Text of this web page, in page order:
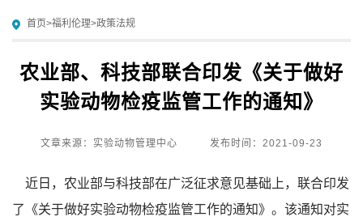
首页>福利伦理>政策法规
农业部、科技部联合印发《关于做好
实验动物检疫监管工作的通知》
文章来源：实验动物管理中心 发布时间：2021-09-23
近日，农业部与科技部在广泛征求意见基础上，联合印发
了《关于做好实验动物检疫监管工作的通知》。该通知对实